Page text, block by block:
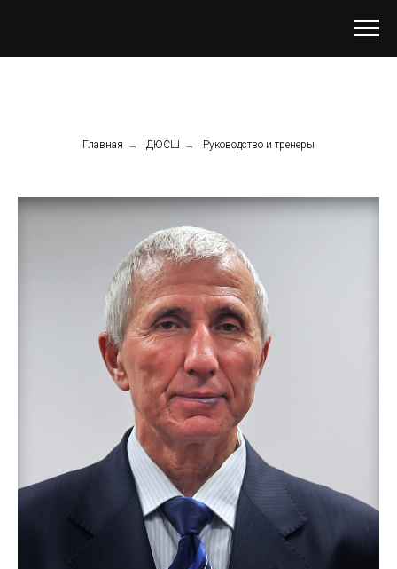
Главная → ДЮСШ → Руководство и тренеры